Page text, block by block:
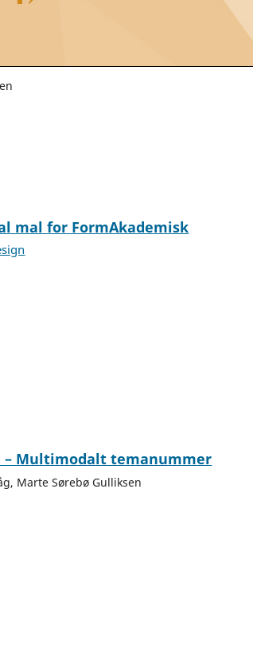
mal for FormAkademisk
– Multimodalt temanummer
Marte Sørebø Gulliksen